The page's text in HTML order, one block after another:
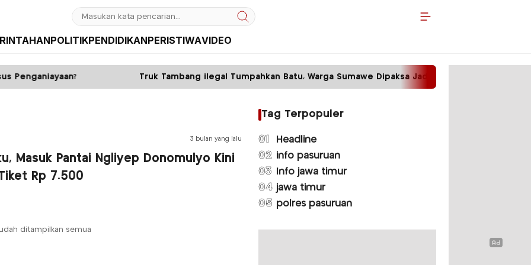
POLITIKPENDIDIKANPERISTIWAVIDEO
Truk Tambang ilegal Tumpahkan Batu, Warga Sumawe Dipaksa Jadi Petugas Kebersihan
3 bulan yang lalu
Masuk Pantai Ngliyep Donomulyo Kini
Rp 7.500
ditampilkan semua
Tag Terpopuler
01 Headline
02 info pasuruan
03 Info jawa timur
04 jawa timur
05 polres pasuruan